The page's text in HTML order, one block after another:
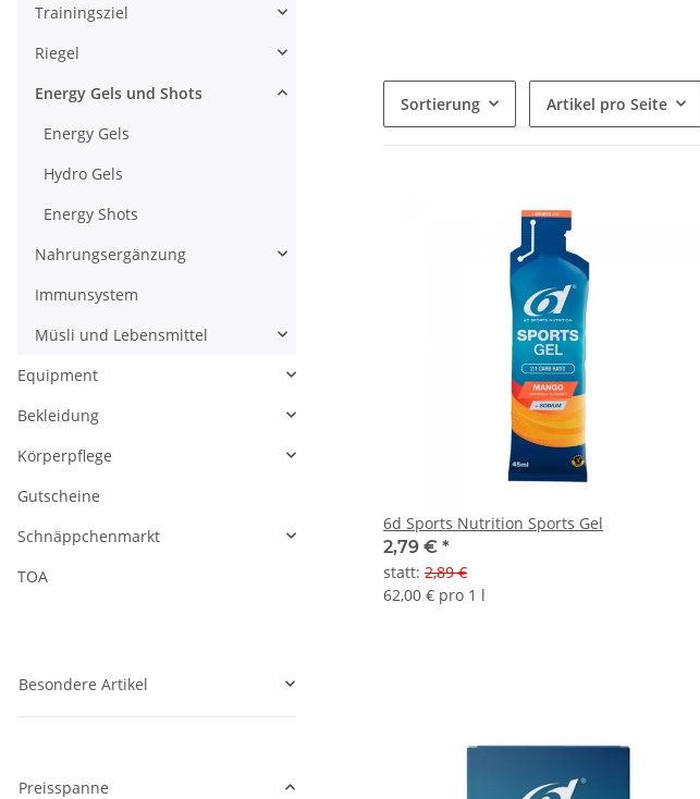
Sortierung Artikel pro Seite
6d Sports Nutrition Sports Gel
2,79 € *
statt: 2,89 €
62,00 € pro 1 l
Trainingsziel
Riegel
Energy Gels und Shots
Energy Gels
Hydro Gels
Energy Shots
Nahrungsergänzung
Immunsystem
Müsli und Lebensmittel
Equipment
Bekleidung
Körperpflege
Gutscheine
Schnäppchenmarkt
TOA
Besondere Artikel
Preisspanne